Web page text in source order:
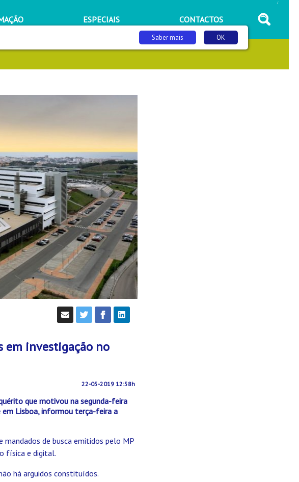
ESPECIAIS CONTACTOS
/
em investigação no
22-05-2019 12:58h
que motivou na segunda-feira
em Lisboa, informou terça-feira a
mandados de busca emitidos pelo MP
física e digital.
há arguidos constituídos.
OK
Saber mais